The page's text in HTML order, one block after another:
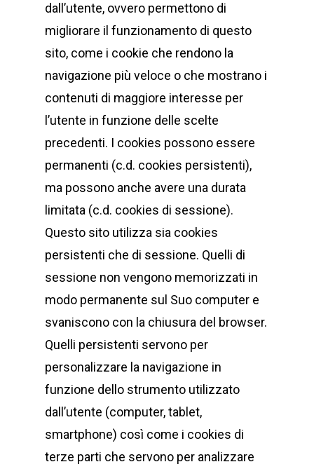
dall’utente, ovvero permettono di
migliorare il funzionamento di questo
sito, come i cookie che rendono la
navigazione più veloce o che mostrano i
contenuti di maggiore interesse per
l’utente in funzione delle scelte
precedenti. I cookies possono essere
permanenti (c.d. cookies persistenti),
ma possono anche avere una durata
limitata (c.d. cookies di sessione).
Questo sito utilizza sia cookies
persistenti che di sessione. Quelli di
sessione non vengono memorizzati in
modo permanente sul Suo computer e
svaniscono con la chiusura del browser.
Quelli persistenti servono per
personalizzare la navigazione in
funzione dello strumento utilizzato
dall’utente (computer, tablet,
smartphone) così come i cookies di
terze parti che servono per analizzare